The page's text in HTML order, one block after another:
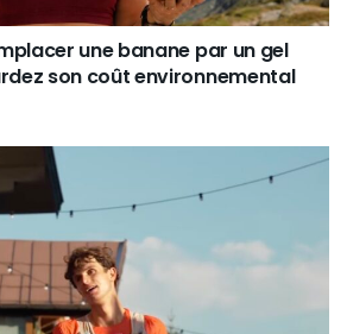
une banane par un gel
son coût environnemental